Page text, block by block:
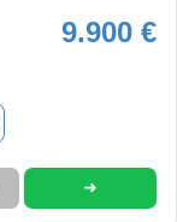
9.900 €
➜